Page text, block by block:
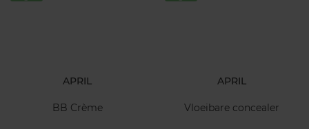
APRIL
BB Crème
APRIL
Vloeibare concealer